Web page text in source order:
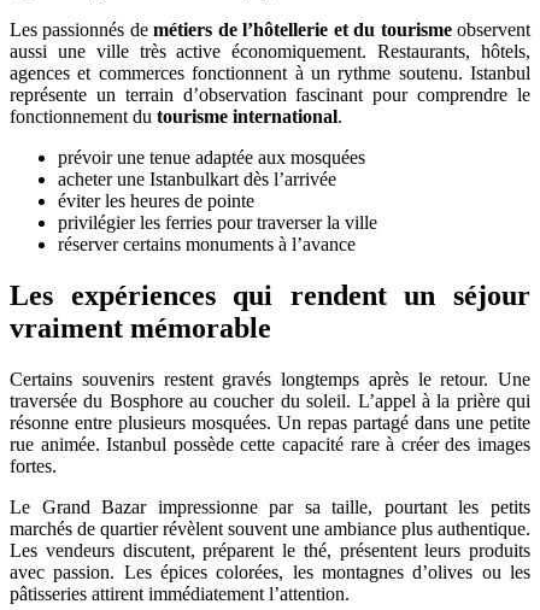
Les passionnés demétiers de l’hôtellerie et du tourismeobservent
aussi une ville très active économiquement. Restaurants, hôtels,
agences et commerces fonctionnent à un rythme soutenu. Istanbul
représente un terrain d’observation fascinant pour comprendre le
fonctionnement du tourisme international.
prévoir une tenue adaptée aux mosquées
acheter une Istanbulkart dès l’arrivée
éviter les heures de pointe
privilégier les ferries pour traverser la ville
réserver certains monuments à l’avance
Les expériences qui rendent un séjour
vraiment mémorable
Certains souvenirs restent gravés longtemps après le retour. Une
traversée du Bosphore au coucher du soleil. L’appel à la prière qui
résonne entre plusieurs mosquées. Un repas partagé dans une petite
rue animée. Istanbul possède cette capacité rare à créer des images
fortes.
Le Grand Bazar impressionne par sa taille, pourtant les petits
marchés de quartier révèlent souvent une ambiance plus authentique.
Les vendeurs discutent, préparent le thé, présentent leurs produits
avec passion. Les épices colorées, les montagnes d’olives ou les
pâtisseries attirent immédiatement l’attention.